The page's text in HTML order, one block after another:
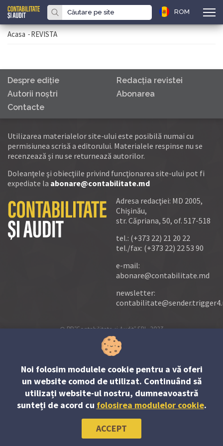
ROM
Acasa -REVISTA
Despre ediţie
Redacţia revistei
Autorii noştri
Abonarea
Contacte
Utilizarea materialelor site-ului este posibilă numai cu
permisiunea scrisă a editorului. Materialele respinse nu se
recenzează și nu se returnează autorilor.
Doleanţele şi obiecţiile privind funcţionarea site-ului pot fi
expediate la abonare@contabilitate.md
Adresa redacţiei: MD 2005,
Chişinău,
str. Căpriana, 50, of. 517-518
tel.: (+373 22) 21 20 22
tel./fax: (+373 22) 22 53 90
e-mail:
abonare@contabilitate.md
newsletter:
contabilitate@
© PP “Contabilitate şi Audit” SRL, 2023
Noi folosim modulele cookie pentru a vă oferi
un website comod de utilizat. Continuând să
utilizați website-ul nostru, dumneavoastră
sunteți de acord cu folosirea modulelor cookie.
ACCEPT